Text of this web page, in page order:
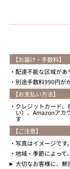
【お届け・手数料】
配達不能な区域があ
別途手数料990円が
【お支払い方法】
クレジットカード
い）、Amazonアカ
す
【ご注意】
写真はイメージです。
地域・季節によって
大切なお客様に、鮮